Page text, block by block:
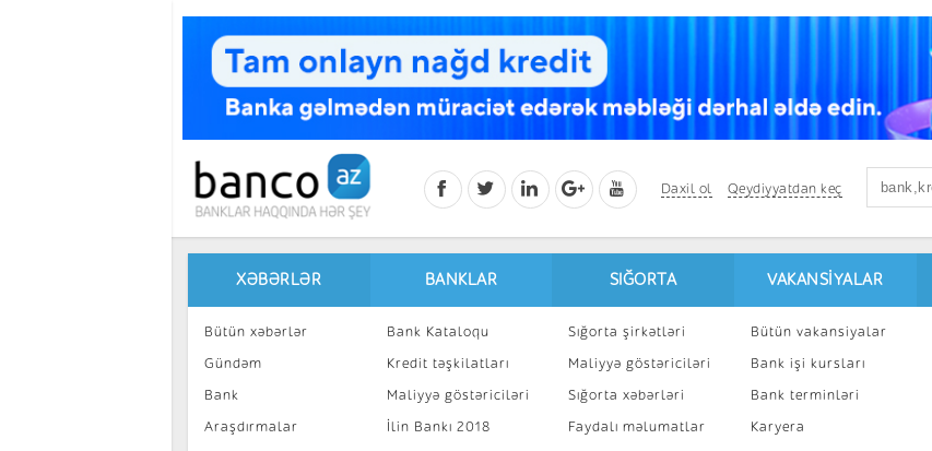
Daxil ol Qeydiyyatdan keç
XƏBƏRLƏR
Bütün xəbərlər
Gündəm
Bank
Araşdırmalar
BANKLAR
Bank Kataloqu
Kredit təşkilatları
Maliyyə göstəriciləri
İlin Bankı 2018
SIĞORTA
Sığorta şirkətləri
Maliyyə göstəriciləri
Sığorta xəbərləri
Faydalı məlumatlar
VAKANSIYALAR
Bütün vakansiyalar
Bank işi kursları
Bank terminləri
Karyera